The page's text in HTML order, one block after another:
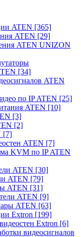
ATEN [365]
ATEN [29]
ATEN UNIZON
[34]
ATEN
по IP ATEN [25]
ATEN [10]
[3]
[2]
[7]
ATEN [7]
KVM по IP ATEN
ATEN [30]
ATEN [79]
ATEN [31]
ATEN [9]
ATEN [63]
Extron [199]
Extron [6]
видеосигналов